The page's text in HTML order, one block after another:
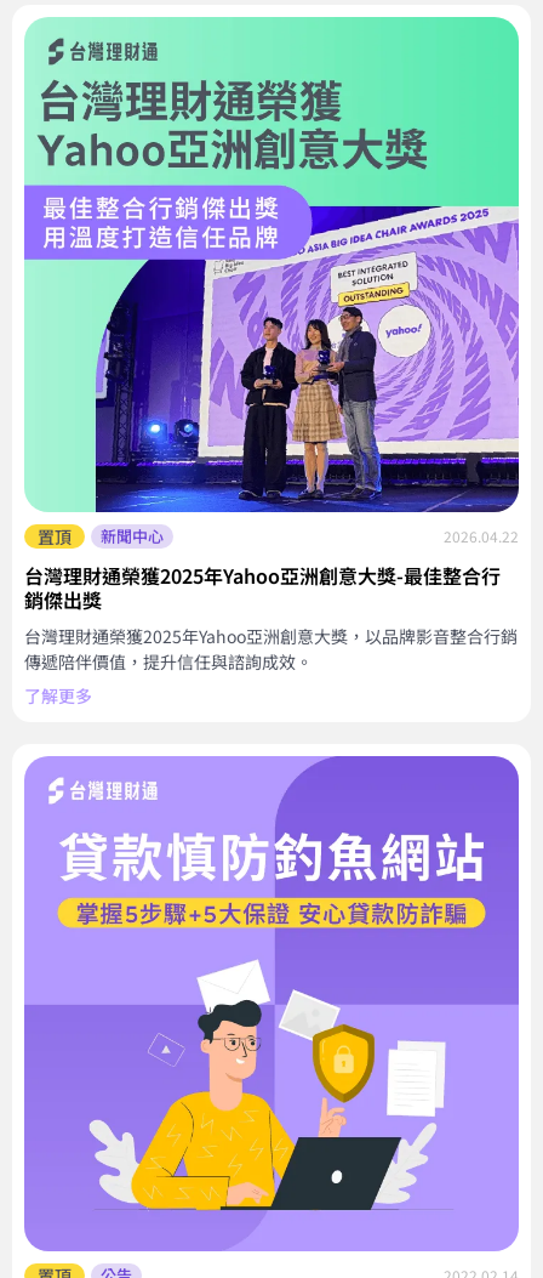
置頂 新聞中心 2026.04.22
台灣理財通榮獲2025年Yahoo亞洲創意大獎-最佳整合行
銷傑出獎
台灣理財通榮獲2025年Yahoo亞洲創意大獎，以品牌影音整合行銷
傳遞陪伴價值，提升信任與諮詢成效。
了解更多